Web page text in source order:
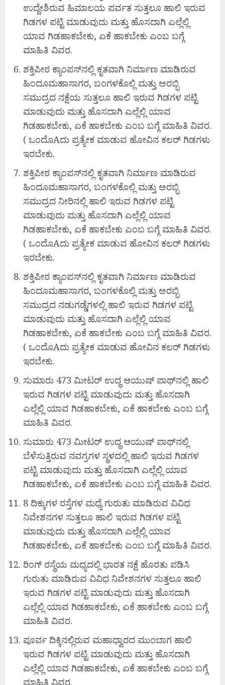
ಉದ್ದೇಶಿರುವ ಹಿಮಾಲಯ ಪರ್ವತ ಸುತ್ತಲೂ ಹಾಲಿ ಇರುವ
ಗಿಡಗಳ ಪಟ್ಟಿ ಮಾಡುವುದು ಮತ್ತು ಹೊಸದಾಗಿ ಎಲ್ಲೆಲ್ಲಿ
ಯಾವ ಗಿಡಹಾಕಬೇಕು, ಏಕೆ ಹಾಕಬೇಕು ಎಂಬ ಬಗ್ಗೆ
ಮಾಹಿತಿ ವಿವರ.
ಶಕ್ತಿಪೀಠ ಕ್ಯಾಂಪಸ್‌ನಲ್ಲಿ ಕೃತವಾಗಿ ನಿರ್ಮಾಣ ಮಾಡಿರುವ
ಹಿಂದೂಮಹಾಸಾಗರ, ಬಂಗಳಕೊಲ್ಲಿ ಮತ್ತು ಅರಬ್ಭಿ
ಸಮುದ್ರದ ನಕ್ಷೆಯ ಸುತ್ತಲೂ ಹಾಲಿ ಇರುವ ಗಿಡಗಳ ಪಟ್ಟಿ
ಮಾಡುವುದು ಮತ್ತು ಹೊಸದಾಗಿ ಎಲ್ಲೆಲ್ಲಿ ಯಾವ
ಗಿಡಹಾಕಬೇಕು, ಏಕೆ ಹಾಕಬೇಕು ಎಂಬ ಬಗ್ಗೆ ಮಾಹಿತಿ ವಿವರ.
( ಒಂದೊAದು ಪ್ರತ್ಯೇಕ ಮಾಡುವ ಹೋವಿನ ಕಲರ್ ಗಿಡಗಳು
ಇರಬೇಕು.
ಶಕ್ತಿಪೀಠ ಕ್ಯಾಂಪಸ್‌ನಲ್ಲಿ ಕೃತವಾಗಿ ನಿರ್ಮಾಣ ಮಾಡಿರುವ
ಹಿಂದೂಮಹಾಸಾಗರ, ಬಂಗಳಕೊಲ್ಲಿ ಮತ್ತು ಅರಬ್ಭಿ
ಸಮುದ್ರದ ನೀರಿನಲ್ಲಿ ಹಾಲಿ ಇರುವ ಗಿಡಗಳ ಪಟ್ಟಿ
ಮಾಡುವುದು ಮತ್ತು ಹೊಸದಾಗಿ ಎಲ್ಲೆಲ್ಲಿ ಯಾವ
ಗಿಡಹಾಕಬೇಕು, ಏಕೆ ಹಾಕಬೇಕು ಎಂಬ ಬಗ್ಗೆ ಮಾಹಿತಿ ವಿವರ.
( ಒಂದೊAದು ಪ್ರತ್ಯೇಕ ಮಾಡುವ ಹೋವಿನ ಕಲರ್ ಗಿಡಗಳು
ಇರಬೇಕು.
ಶಕ್ತಿಪೀಠ ಕ್ಯಾಂಪಸ್‌ನಲ್ಲಿ ಕೃತವಾಗಿ ನಿರ್ಮಾಣ ಮಾಡಿರುವ
ಹಿಂದೂಮಹಾಸಾಗರ, ಬಂಗಳಕೊಲ್ಲಿ ಮತ್ತು ಅರಬ್ಭಿ
ಸಮುದ್ರದ ನಡುಗಡ್ಡೆಗಳಲ್ಲಿ ಹಾಲಿ ಇರುವ ಗಿಡಗಳ ಪಟ್ಟಿ
ಮಾಡುವುದು ಮತ್ತು ಹೊಸದಾಗಿ ಎಲ್ಲೆಲ್ಲಿ ಯಾವ
ಗಿಡಹಾಕಬೇಕು, ಏಕೆ ಹಾಕಬೇಕು ಎಂಬ ಬಗ್ಗೆ ಮಾಹಿತಿ ವಿವರ.
( ಒಂದೊAದು ಪ್ರತ್ಯೇಕ ಮಾಡುವ ಹೋವಿನ ಕಲರ್ ಗಿಡಗಳು
ಇರಬೇಕು.
ಸುಮಾರು 473 ಮೀಟರ್ ಉದ್ಧ ಆಯುಷ್ ಪಾಥ್‌ನಲ್ಲಿ ಹಾಲಿ
ಇರುವ ಗಿಡಗಳ ಪಟ್ಟಿ ಮಾಡುವುದು ಮತ್ತು ಹೊಸದಾಗಿ
ಎಲ್ಲೆಲ್ಲಿ ಯಾವ ಗಿಡಹಾಕಬೇಕು, ಏಕೆ ಹಾಕಬೇಕು ಎಂಬ ಬಗ್ಗೆ
ಮಾಹಿತಿ ವಿವರ.
ಸುಮಾರು 473 ಮೀಟರ್ ಉದ್ಧ ಆಯುಷ್ ಪಾಥ್‌ನಲ್ಲಿ
ಬೆಳೆಸುತ್ತಿರುವ ನವಗ್ರಗಳ ಸ್ಥಳದಲ್ಲಿ ಹಾಲಿ ಇರುವ ಗಿಡಗಳ
ಪಟ್ಟಿ ಮಾಡುವುದು ಮತ್ತು ಹೊಸದಾಗಿ ಎಲ್ಲೆಲ್ಲಿ ಯಾವ
ಗಿಡಹಾಕಬೇಕು, ಏಕೆ ಹಾಕಬೇಕು ಎಂಬ ಬಗ್ಗೆ ಮಾಹಿತಿ ವಿವರ.
8 ದಿಕ್ಕುಗಳ ರಸ್ತೆಗಳ ಮಧ್ಯೆ ಗುರುತು ಮಾಡಿರುವ ವಿವಿಧ
ನಿವೇಶನಗಳ ಸುತ್ತಲೂ ಹಾಲಿ ಇರುವ ಗಿಡಗಳ ಪಟ್ಟಿ
ಮಾಡುವುದು ಮತ್ತು ಹೊಸದಾಗಿ ಎಲ್ಲೆಲ್ಲಿ ಯಾವ
ಗಿಡಹಾಕಬೇಕು, ಏಕೆ ಹಾಕಬೇಕು ಎಂಬ ಬಗ್ಗೆ ಮಾಹಿತಿ ವಿವರ.
ರಿಂಗ್ ರಸ್ಥೆಯ ಮಧ್ಯದಲ್ಲಿ ಭಾರತ ನಕ್ಷೆ ಹೊರತು ಪಡಿಸಿ
ಗುರುತು ಮಾಡಿರುವ ವಿವಿಧ ನಿವೇಶನಗಳ ಸುತ್ತಲೂ ಹಾಲಿ
ಇರುವ ಗಿಡಗಳ ಪಟ್ಟಿ ಮಾಡುವುದು ಮತ್ತು ಹೊಸದಾಗಿ
ಎಲ್ಲೆಲ್ಲಿ ಯಾವ ಗಿಡಹಾಕಬೇಕು, ಏಕೆ ಹಾಕಬೇಕು ಎಂಬ ಬಗ್ಗೆ
ಮಾಹಿತಿ ವಿವರ.
ಪೂರ್ವ ದಿಕ್ಕಿನಲ್ಲಿರುವ ಮಹಾಧ್ವಾರದ ಮುಂಬಾಗ ಹಾಲಿ
ಇರುವ ಗಿಡಗಳ ಪಟ್ಟಿ ಮಾಡುವುದು ಮತ್ತು ಹೊಸದಾಗಿ
ಎಲ್ಲೆಲ್ಲಿ ಯಾವ ಗಿಡಹಾಕಬೇಕು, ಏಕೆ ಹಾಕಬೇಕು ಎಂಬ ಬಗ್ಗೆ
ಮಾಹಿತಿ ವಿವರ.